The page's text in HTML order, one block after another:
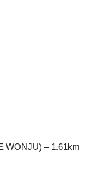
WONJU) – 1.61km